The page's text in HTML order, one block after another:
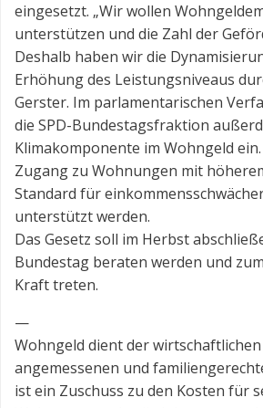
eingesetzt. „Wir wollen
unterstützen und die Zahl der
Deshalb haben wir die
Erhöhung des Leistungsniveaus
Gerster. Im parlamentarischen
die SPD-Bundestagsfraktion
Klimakomponente im Wohngeld
Zugang zu Wohnungen mit
Standard für
unterstützt werden.
Das Gesetz soll im Herbst
Bundestag beraten werden und
Kraft treten.
—
Wohngeld dient der
angemessenen und
ist ein Zuschuss zu den Kosten für